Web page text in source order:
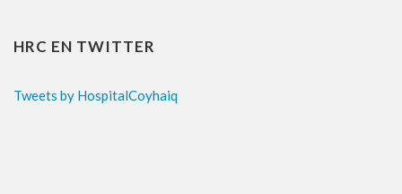
HRC EN TWITTER
Tweets by HospitalCoyhaiq